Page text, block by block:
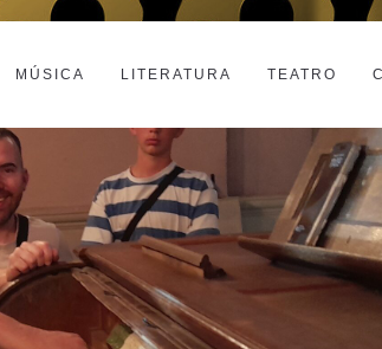
MÚSICA LITERATURA TEATRO